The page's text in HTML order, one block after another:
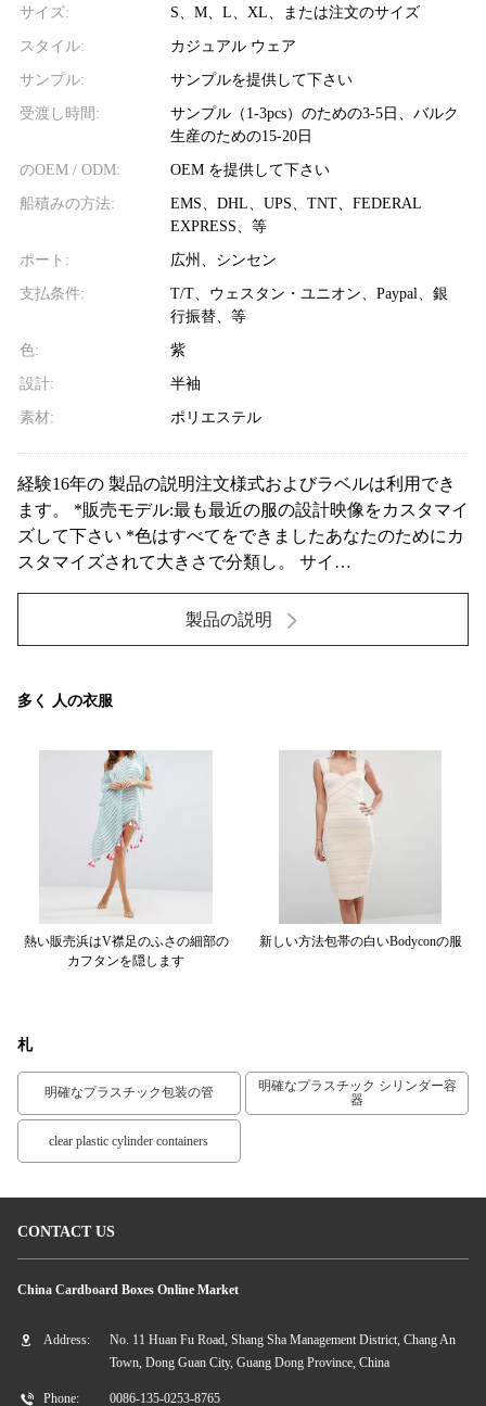
サイズ: S、M、L、XL、または注文のサイズ
スタイル: カジュアル ウェア
サンプル: サンプルを提供して下さい
受渡し時間:
サンプル（1-3pcs）のための3-5日、バルク
生産のための15-20日
のOEM / ODM: OEM を提供して下さい
船積みの方法:
EMS、DHL、UPS、TNT、FEDERAL
EXPRESS、等
ポート: 広州、シンセン
支払条件:
T/T、ウェスタン・ユニオン、Paypal、銀
行振替、等
色: 紫
設計: 半袖
素材: ポリエステル
経験16年の 製品の説明注文様式およびラベルは利用でき
ます。 *販売モデル:最も最近の服の設計映像をカスタマイ
ズして下さい *色はすべてをできましたあなたのためにカ
スタマイズされて大きさで分類し。 サイ
2468101214 供給のタイプ: OEM/ODM 製品タイプ: 女性は
製品の説明
多く 人の衣服
熱い販売浜はv襟足のふさの細部の
カフタンを隠します
新しい方法包帯の白いbodyconの服
札
明確なプラスチック包装の管
明確なプラスチック シリンダー容
器
clear plastic cylinder containers
CONTACT US
China Cardboard Boxes Online Market
Address:
No. 11 Huan Fu Road, Shang Sha Management District, Chang An
Town, Dong Guan City, Guang Dong Province, China
Phone: 0086-135-0253-8765